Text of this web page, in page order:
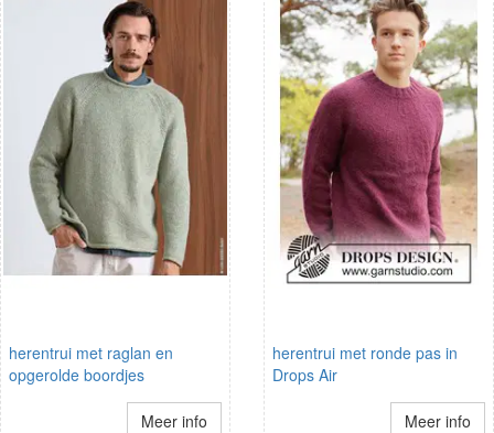
herentrui met raglan en
opgerolde boordjes
Meer info
herentrui met ronde pas in
Drops Air
Meer info